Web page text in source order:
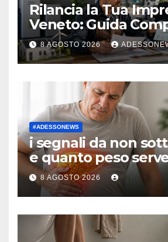
Rilancia la Tua
Veneto: Guida
Incentivi 2026 per
Rinnovabili | Il
#Finsubito –
#Finsubito –
8 AGOSTO 2026
#ADESSONEWS
i segnali da non
e quanto peso
davvero per guarire
8 AGOSTO 2026